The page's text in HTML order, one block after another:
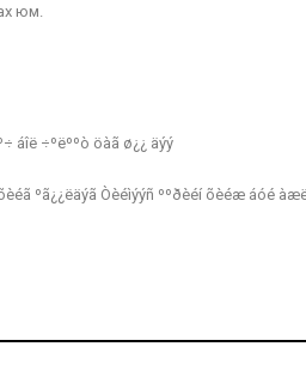
юм.
áîë ÷ºëººò öàã ø¿¿ äýý
ºã¿¿ëäýã Òèéìýýñ ººðèéí õèéæ áóé